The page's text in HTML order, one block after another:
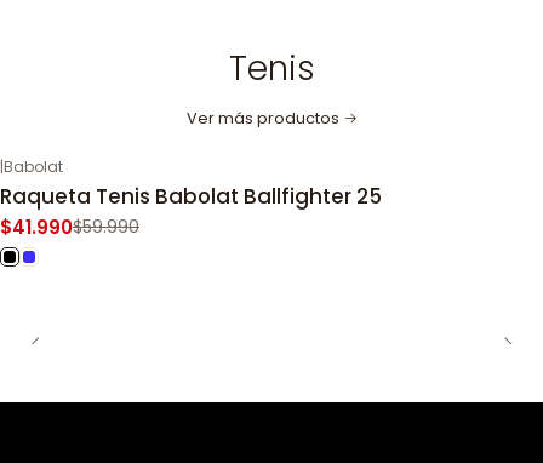
Tenis
Ver más productos
-30%OFF
|Babolat
Raqueta Tenis Babolat Ballfighter 25
$41.990$59.990